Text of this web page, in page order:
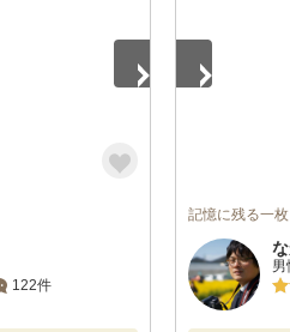
122件
記憶に残る一